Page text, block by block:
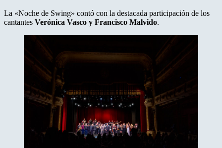
La «Noche de Swing» contó con la destacada participación de los
cantantes Verónica Vasco y Francisco Malvido.